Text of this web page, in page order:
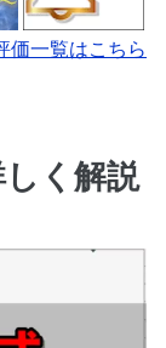
価一覧はこちら
しく解説